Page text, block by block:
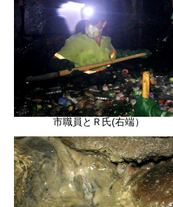
市職員とＲ氏(右端）